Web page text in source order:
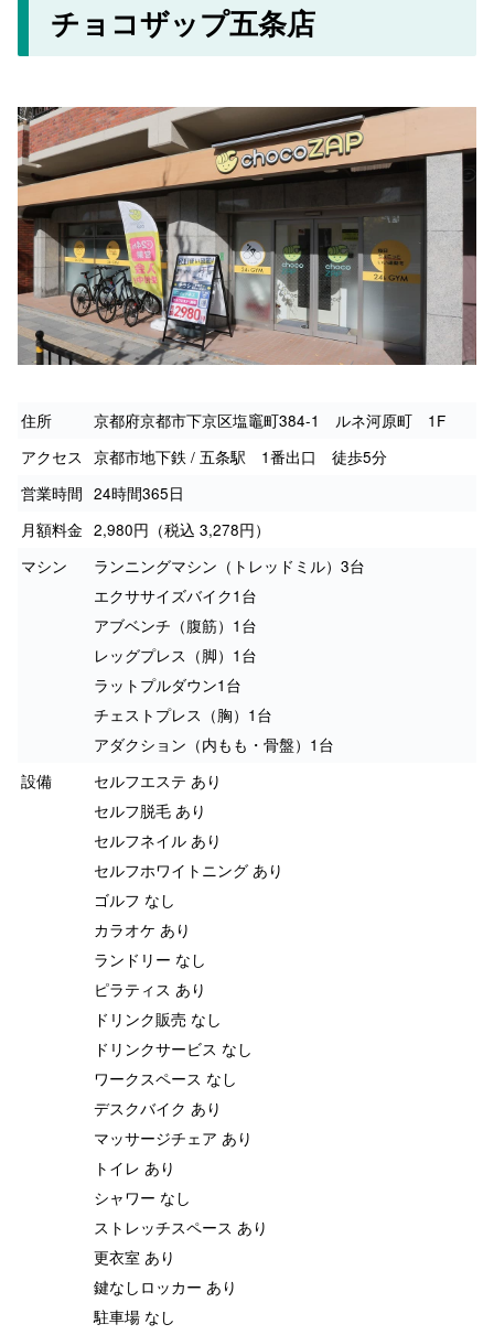
チョコザップ五条店
住所
京都府京都市下京区塩竈町384-1 ルネ河原町 1F
アクセス 京都市地下鉄 / 五条駅 1番出口 徒歩5分
営業時間 24時間365日
月額料金 2,980円（税込 3,278円）
マシン
ランニングマシン（トレッドミル）3台
エクササイズバイク1台
アブベンチ（腹筋）1台
レッグプレス（脚）1台
ラットプルダウン1台
チェストプレス（胸）1台
アダクション（内もも・骨盤）1台
設備
セルフエステ あり
セルフ脱毛 あり
セルフネイル あり
セルフホワイトニング あり
ゴルフ なし
カラオケ あり
ランドリー なし
ピラティス あり
ドリンク販売 なし
ドリンクサービス なし
ワークスペース なし
デスクバイク あり
マッサージチェア あり
トイレ あり
シャワー なし
ストレッチスペース あり
更衣室 あり
鍵なしロッカー あり
駐車場 なし